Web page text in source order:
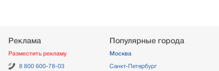
Реклама
Разместить рекламу
8 800 600-78-03
Популярные города
Москва
Санкт-Петербург